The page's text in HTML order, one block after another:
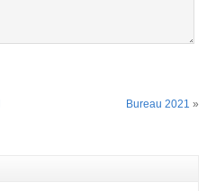
Bureau 2021 »